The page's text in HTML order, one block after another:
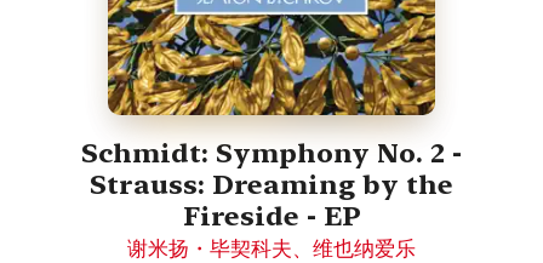
Schmidt: Symphony No. 2 -
Strauss: Dreaming by the
Fireside - EP
谢米扬・毕契科夫、 维也纳爱乐